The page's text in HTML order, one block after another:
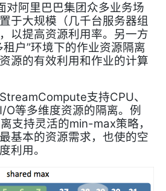
对阿里巴巴集团众多业务场
于大规模（几千台服务器组
以提高资源利用率。另一方
户”环境下的作业资源隔离
源的有效利用和作业的计算
StreamCompute支持CPU、
I/O等多维度资源的隔离。例
支持灵活的min-max策略，
基本的资源需求，也使的空
利用。